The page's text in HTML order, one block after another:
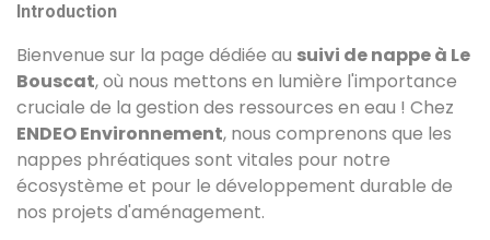
Introduction
Bienvenue sur la page dédiée au suivi de nappe à Le
Bouscat, où nous mettons en lumière l'importance
cruciale de la gestion des ressources en eau ! Chez
ENDEO Environnement, nous comprenons que les
nappes phréatiques sont vitales pour notre
écosystème et pour le développement durable de
nos projets d'aménagement.